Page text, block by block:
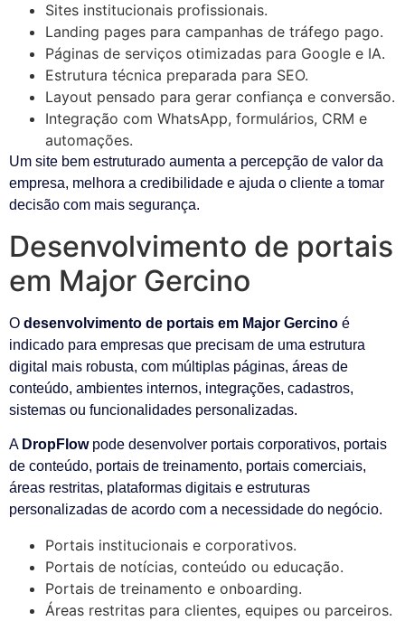
Sites institucionais profissionais.
Landing pages para campanhas de tráfego pago.
Páginas de serviços otimizadas para Google e IA.
Estrutura técnica preparada para SEO.
Layout pensado para gerar confiança e conversão.
Integração com WhatsApp, formulários, CRM e
automações.
Um site bem estruturado aumenta a percepção de valor da
empresa, melhora a credibilidade e ajuda o cliente a tomar
decisão com mais segurança.
Desenvolvimento de portais
em Major Gercino
O desenvolvimento de portais em Major Gercino é
indicado para empresas que precisam de uma estrutura
digital mais robusta, com múltiplas páginas, áreas de
conteúdo, ambientes internos, integrações, cadastros,
sistemas ou funcionalidades personalizadas.
A DropFlowpode desenvolver portais corporativos, portais
de conteúdo, portais de treinamento, portais comerciais,
áreas restritas, plataformas digitais e estruturas
personalizadas de acordo com a necessidade do negócio.
Portais institucionais e corporativos.
Portais de notícias, conteúdo ou educação.
Portais de treinamento e onboarding.
Áreas restritas para clientes, equipes ou parceiros.